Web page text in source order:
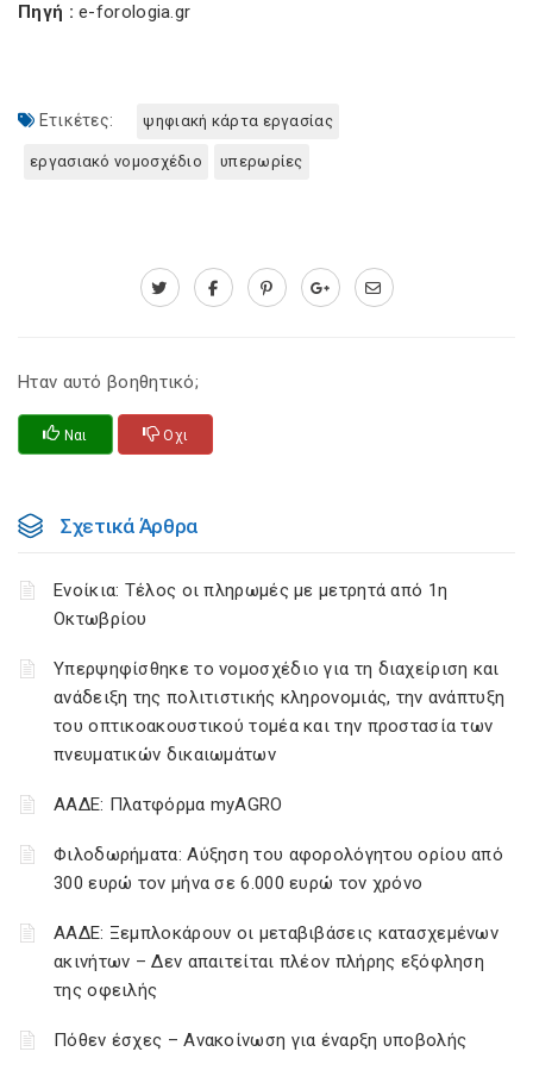
Πηγή : e-forologia.gr
Ετικέτες: ψηφιακή κάρτα εργασίας
εργασιακό νομοσχέδιο υπερωρίες
Ηταν αυτό βοηθητικό;
Ναι Οχι
Σχετικά Άρθρα
Ενοίκια: Τέλος οι πληρωμές με μετρητά από 1η
Οκτωβρίου
Υπερψηφίσθηκε το νομοσχέδιο για τη διαχείριση και
ανάδειξη της πολιτιστικής κληρονομιάς, την ανάπτυξη
του οπτικοακουστικού τομέα και την προστασία των
πνευματικών δικαιωμάτων
ΑΑΔΕ: Πλατφόρμα myAGRO
Φιλοδωρήματα: Αύξηση του αφορολόγητου ορίου από
300 ευρώ τον μήνα σε 6.000 ευρώ τον χρόνο
ΑΑΔΕ: Ξεμπλοκάρουν οι μεταβιβάσεις κατασχεμένων
ακινήτων – Δεν απαιτείται πλέον πλήρης εξόφληση
της οφειλής
Πόθεν έσχες – Ανακοίνωση για έναρξη υποβολής